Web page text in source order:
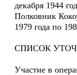
декабря 1944
Полковник
1979 года по
СПИСОК
Участие в